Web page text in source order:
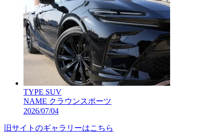
TYPE SUV
NAME クラウンスポーツ
2026/07/04
旧サイトのギャラリーはこちら